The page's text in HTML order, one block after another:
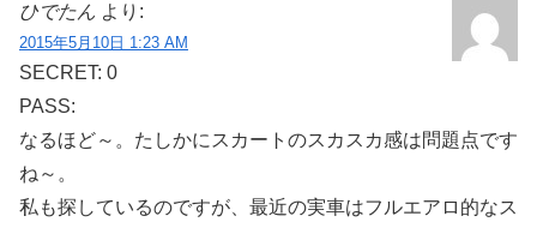
ひでたん より:
2015年5月10日 1:23 AM
SECRET: 0
PASS:
なるほど～。たしかにスカートのスカスカ感は問題点です
ね～。
私も探しているのですが、最近の実車はフルエアロ的なス